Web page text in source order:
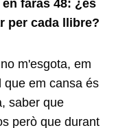
faràs 48: ¿és
per cada llibre?
m'esgota, em
que em cansa és
saber que
però que durant